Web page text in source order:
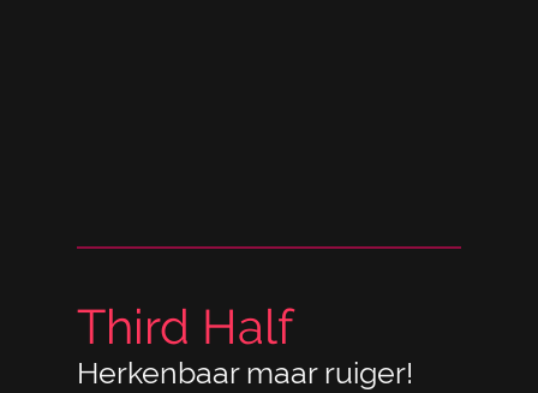
Third Half
Herkenbaar maar ruiger!